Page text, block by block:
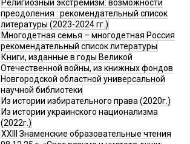
Религиозный экстремизм: возможности
преодоления : рекомендательный список
литературы (2023-2024 гг.)
Многодетная семья – многодетная Россия
рекомендательный список литературы
Книги, изданные в годы Великой
Отечественной войны, из книжных фондов
Новгородской областной универсальной
научной библиотеки
Из истории избирательного права (2020г.)
Из истории украинского национализма
(2022г.)
XXIII Знаменские образовательные чтения